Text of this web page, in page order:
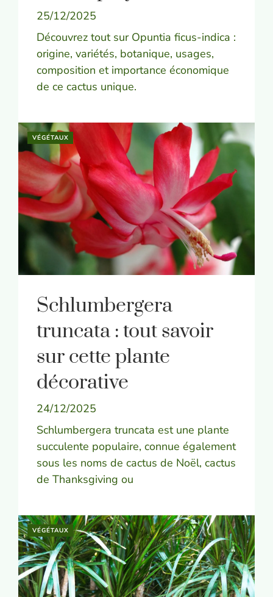
25/12/2025
Découvrez tout sur Opuntia ficus-indica :
origine, variétés, botanique, usages,
composition et importance économique
de ce cactus unique.
VÉGÉTAUX
Schlumbergera
truncata : tout savoir
sur cette plante
décorative
24/12/2025
Schlumbergera truncata est une plante
succulente populaire, connue également
sous les noms de cactus de Noël, cactus
de Thanksgiving ou
VÉGÉTAUX